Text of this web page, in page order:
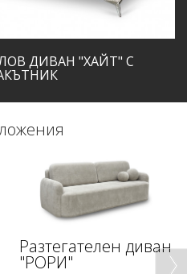
ДИВАН "ХАЙТ" С
Разтегателен диван
"РОРИ"